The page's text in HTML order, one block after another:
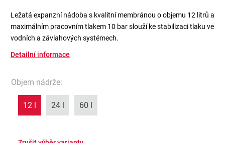
Ležatá expanzní nádoba s kvalitní membránou o objemu 12 litrů a
maximálním pracovním tlakem 10 bar slouží ke stabilizaci tlaku ve
vodních a závlahových systémech.
Detailní informace
Objem nádrže:
12 l 24 l 60 l